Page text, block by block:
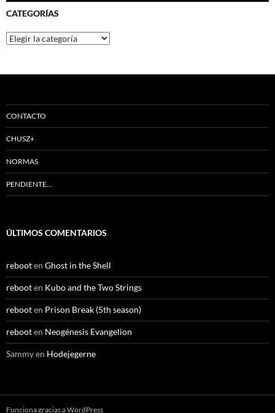
CATEGORÍAS
Categorías
CONTACTO
CHUSZ+
NORMAS
PENDIENTE…
ÚLTIMOS COMENTARIOS
rebooten Ghost in the Shell
rebooten Kubo and the Two Strings
rebooten Prison Break (5th season)
rebooten Neogénesis Evangelion
Sammyen Hodejegerne
Funciona gracias a WordPress